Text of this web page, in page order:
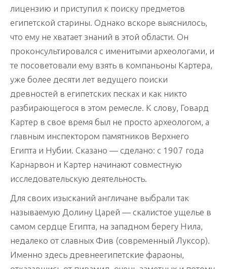
лицензию и приступил к поиску предметов
египетской старины. Однако вскоре выяснилось,
что ему не хватает знаний в этой области. Он
проконсультировался с именитыми археологами, и
те посоветовали ему взять в компаньоны Картера,
уже более десяти лет ведущего поиски
древностей в египетских песках и как никто
разбирающегося в этом ремесле. К слову, Говард
Картер в свое время был не просто археологом, а
главным инспектором памятников Верхнего
Египта и Нубии. Сказано — сделано: с 1907 года
Карнарвон и Картер начинают совместную
исследовательскую деятельность.
Для своих изысканий англичане выбрали так
называемую Долину Царей — скалистое ущелье в
самом сердце Египта, на западном берегу Нила,
недалеко от славных Фив (современный Луксор).
Именно здесь древнеегипетские фараоны,